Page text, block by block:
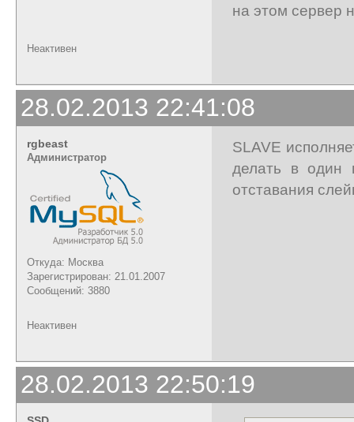
на этом сервер
Неактивен
28.02.2013 22:41:08
rgbeast
Администратор
Откуда: Москва
Зарегистрирован: 21.01.2007
Сообщений: 3880
SLAVE
делать в один
отставания
Неактивен
28.02.2013 22:50:19